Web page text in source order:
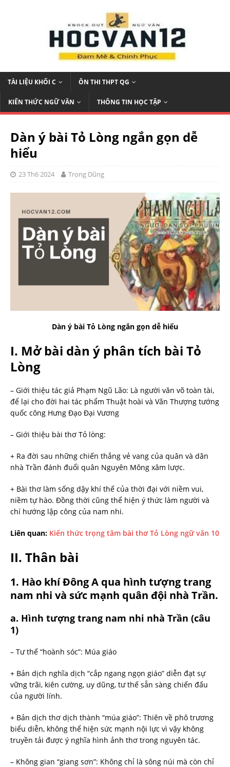
TÀI LIỆU KHỐI C ÔN THI THPT QG
KIẾN THỨC NGỮ VĂN THÔNG TIN HỌC TẬP
Dàn ý bài Tỏ Lòng ngắn gọn dễ
hiểu
23 Th6 2024 Trọng Dũng
Dàn ý bài Tỏ Lòng ngắn gọn dễ hiểu
I. Mở bài dàn ý phân tích bài Tỏ
Lòng
– Giới thiệu tác giả Phạm Ngũ Lão: Là người văn võ toàn tài,
để lại cho đời hai tác phẩm Thuật hoài và Vãn Thượng tướng
quốc công Hưng Đạo Đại Vương
– Giới thiệu bài thơ Tỏ lòng:
+ Ra đời sau những chiến thắng vẻ vang của quân và dân
nhà Trần đánh đuổi quân Nguyên Mông xâm lược.
+ Bài thơ làm sống dậy khí thế của thời đại với niềm vui,
niềm tự hào. Đồng thời cũng thể hiện ý thức làm người và
chí hướng lập công của nam nhi.
Liên quan: Kiến thức trọng tâm bài thơ Tỏ Lòng ngữ văn 10
II. Thân bài
1. Hào khí Đông A qua hình tượng trang
nam nhi và sức mạnh quân đội nhà Trần.
a. Hình tượng trang nam nhi nhà Trần (câu
1)
– Tư thế “hoành sóc”: Múa giáo
+ Bản dịch nghĩa dịch “cắp ngang ngọn giáo” diễn đạt sự
vững trãi, kiên cường, uy dũng, tư thế sẵn sàng chiến đấu
của người lính.
+ Bản dịch thơ dịch thành “múa giáo”: Thiên về phô trương
biểu diễn, không thể hiện sức mạnh nội lực vì vậy không
truyền tải được ý nghĩa hình ảnh thơ trong nguyên tác.
– Không gian “giang sơn”: Không chỉ là sông núi mà còn chỉ